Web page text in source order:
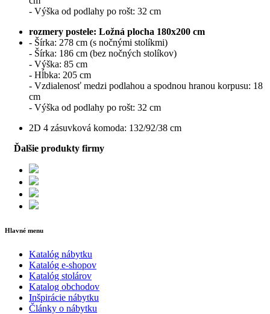
- Výška od podlahy po rošt: 32 cm
rozmery postele: Ložná plocha 180x200 cm
- Šírka: 278 cm (s nočnými stolíkmi)
- Šírka: 186 cm (bez nočných stolíkov)
- Výška: 85 cm
- Hĺbka: 205 cm
- Vzdialenosť medzi podlahou a spodnou hranou korpusu: 18
cm
- Výška od podlahy po rošt: 32 cm
2D 4 zásuvková komoda: 132/92/38 cm
Ďalšie produkty firmy
Hlavné menu
Katalóg nábytku
Katalóg e-shopov
Katalóg stolárov
Katalog obchodov
Inšpirácie nábytku
Články o nábytku